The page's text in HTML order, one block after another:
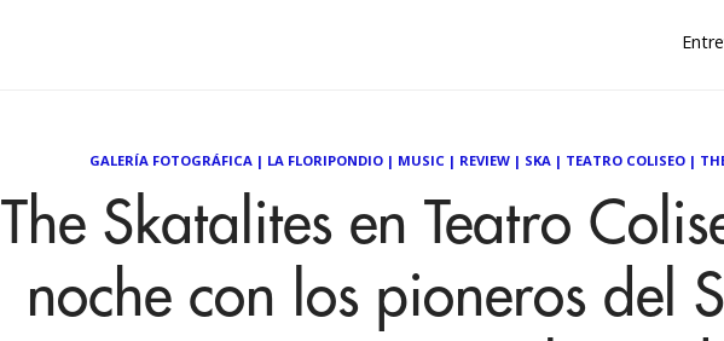
GALERÍA FOTOGRÁFICA | LA FLORIPONDIO | MUSIC | REVIEW | SKA | TEATRO COLISEO |
The Skatalites en Teatro
noche con los pioneros del